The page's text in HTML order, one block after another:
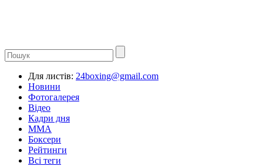
Для листів: 24boxing@gmail.com
Новини
Фотогалерея
Відео
Кадри дня
ММА
Боксери
Рейтинги
Всі теги